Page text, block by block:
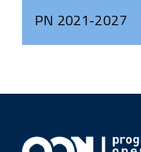
PN 2021-2027